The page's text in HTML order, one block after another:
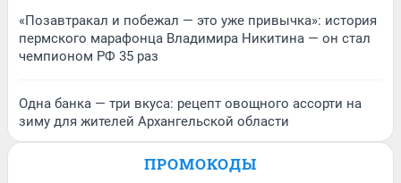
«Позавтракал и побежал — это уже привычка»: история
пермского марафонца Владимира Никитина — он стал
чемпионом РФ 35 раз
Одна банка — три вкуса: рецепт овощного ассорти на
зиму для жителей Архангельской области
ПРОМОКОДЫ